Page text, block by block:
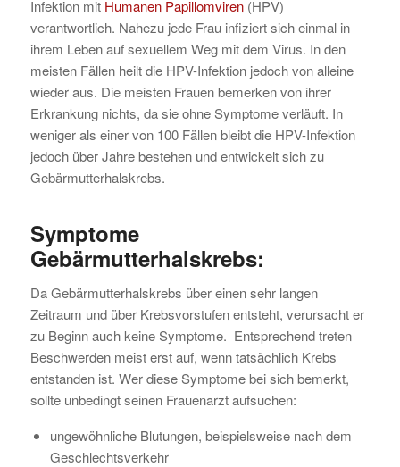
Infektion mit Humanen Papillomviren(HPV)
verantwortlich. Nahezu jede Frau infiziert sich einmal in
ihrem Leben auf sexuellem Weg mit dem Virus. In den
meisten Fällen heilt die HPV-Infektion jedoch von alleine
wieder aus. Die meisten Frauen bemerken von ihrer
Erkrankung nichts, da sie ohne Symptome verläuft. In
weniger als einer von 100 Fällen bleibt die HPV-Infektion
jedoch über Jahre bestehen und entwickelt sich zu
Gebärmutterhalskrebs.
Symptome
Gebärmutterhalskrebs:
Da Gebärmutterhalskrebs über einen sehr langen
Zeitraum und über Krebsvorstufen entsteht, verursacht er
zu Beginn auch keine Symptome. Entsprechend treten
Beschwerden meist erst auf, wenn tatsächlich Krebs
entstanden ist. Wer diese Symptome bei sich bemerkt,
sollte unbedingt seinen Frauenarzt aufsuchen:
ungewöhnliche Blutungen, beispielsweise nach dem
Geschlechtsverkehr